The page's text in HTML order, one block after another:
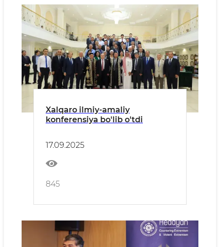
Xalqaro ilmiy-amaliy
konferensiya bo'lib o'tdi
17.09.2025
845